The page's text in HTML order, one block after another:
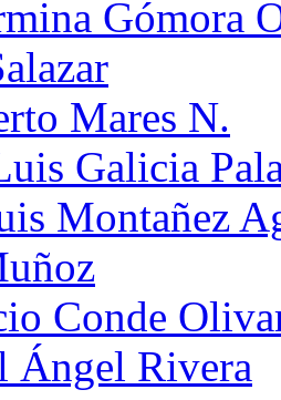
Gómora
Mares N.
Galicia
Montañez
Conde
Ángel Rivera